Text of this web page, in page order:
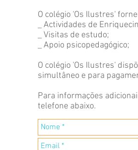
O colégio 'Os Ilustres'
Actividades de
_ Visitas de estudo;
_ Apoio psicopedagógico;
O colégio 'Os Ilustres'
simultâneo e para
Para informações
telefone abaixo.